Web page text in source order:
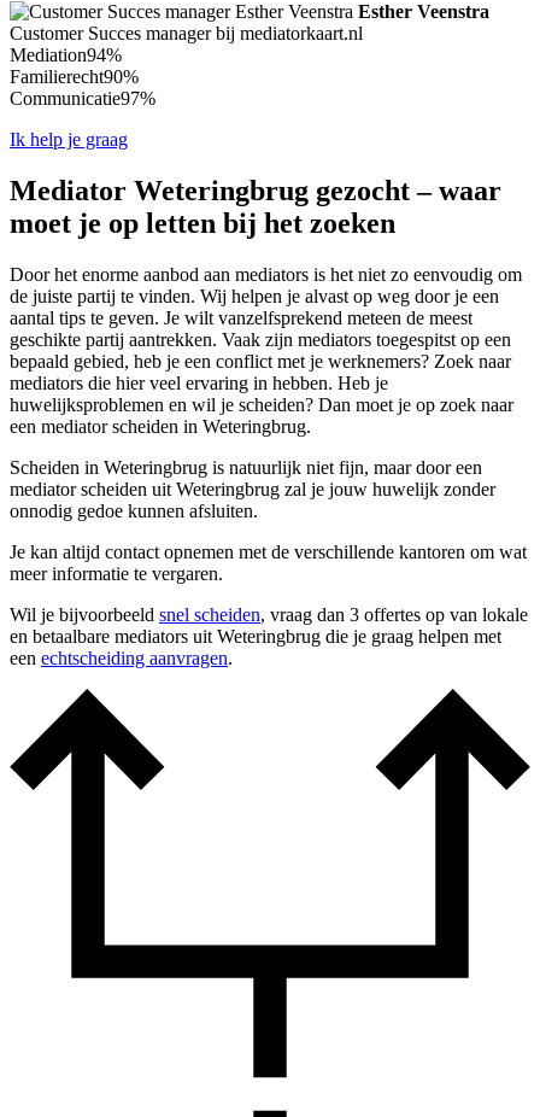
Esther Veenstra
Customer Succes manager bij mediatorkaart.nl
Mediation94%
Familierecht90%
Communicatie97%
Ik help je graag
Mediator Weteringbrug gezocht – waar
moet je op letten bij het zoeken
Door het enorme aanbod aan mediators is het niet zo eenvoudig om
de juiste partij te vinden. Wij helpen je alvast op weg door je een
aantal tips te geven. Je wilt vanzelfsprekend meteen de meest
geschikte partij aantrekken. Vaak zijn mediators toegespitst op een
bepaald gebied, heb je een conflict met je werknemers? Zoek naar
mediators die hier veel ervaring in hebben. Heb je
huwelijksproblemen en wil je scheiden? Dan moet je op zoek naar
een mediator scheiden in Weteringbrug.
Scheiden in Weteringbrug is natuurlijk niet fijn, maar door een
mediator scheiden uit Weteringbrug zal je jouw huwelijk zonder
onnodig gedoe kunnen afsluiten.
Je kan altijd contact opnemen met de verschillende kantoren om wat
meer informatie te vergaren.
Wil je bijvoorbeeld snel scheiden, vraag dan 3 offertes op van lokale
en betaalbare mediators uit Weteringbrug die je graag helpen met
een echtscheiding aanvragen.